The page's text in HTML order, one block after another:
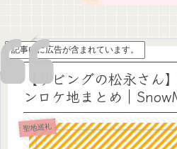
記事内に広告が含まれています。
【リビングの松永さん
ンロケ地まとめ｜
聖地巡礼